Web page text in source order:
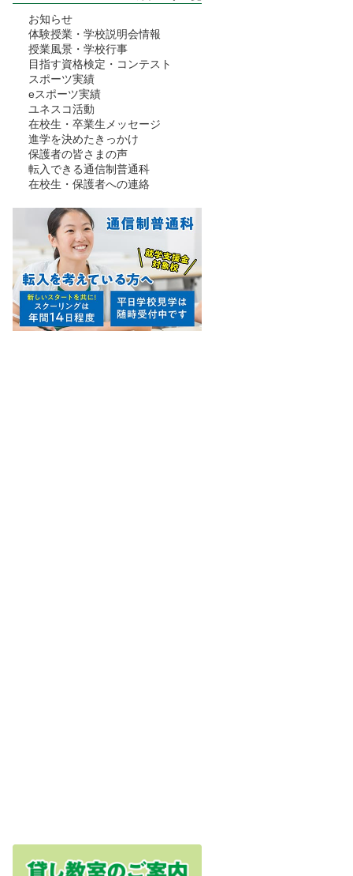
お知らせ
体験授業・学校説明会情報
授業風景・学校行事
目指す資格検定・コンテスト
スポーツ実績
eスポーツ実績
ユネスコ活動
在校生・卒業生メッセージ
進学を決めたきっかけ
保護者の皆さまの声
転入できる通信制普通科
在校生・保護者への連絡